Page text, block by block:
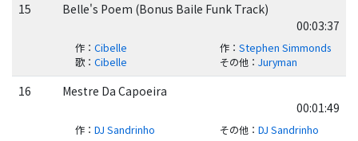
15
Belle's Poem (Bonus Baile Funk Track)
00:03:37
作： Cibelle 作： Stephen Simmonds
歌： Cibelle その他： Juryman
16
Mestre Da Capoeira
00:01:49
作： DJ Sandrinho その他： DJ Sandrinho